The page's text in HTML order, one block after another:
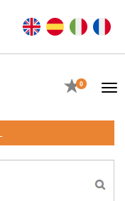
EN ES
Favoritos
0